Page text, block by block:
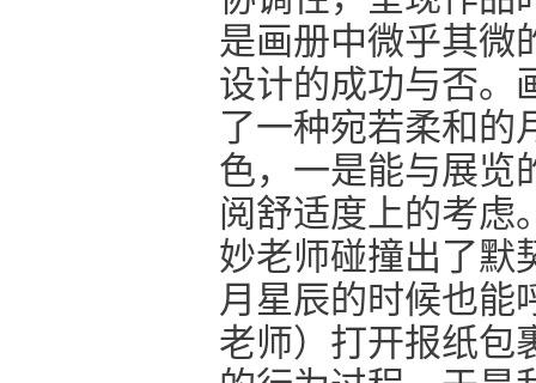
是画册中微乎其微
设计的成功与否。
了一种宛若柔和的
色，一是能与展览
阅舒适度上的考虑
妙老师碰撞出了默
月星辰的时候也能
老师）打开报纸包